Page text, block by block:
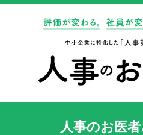
人事のお医